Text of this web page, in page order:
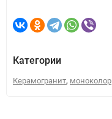
Категории
Керамогранит, моноколор